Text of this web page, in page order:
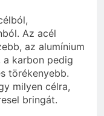
Az acél
az alumínium
karbon pedig
törékenyebb.
milyen célra,
bringát.